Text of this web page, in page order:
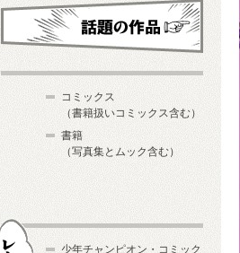
これから発売予定
コミックス
（書籍扱いコミックス含む）
書籍
（写真集とムック含む）
少年チャンピオン・コミック